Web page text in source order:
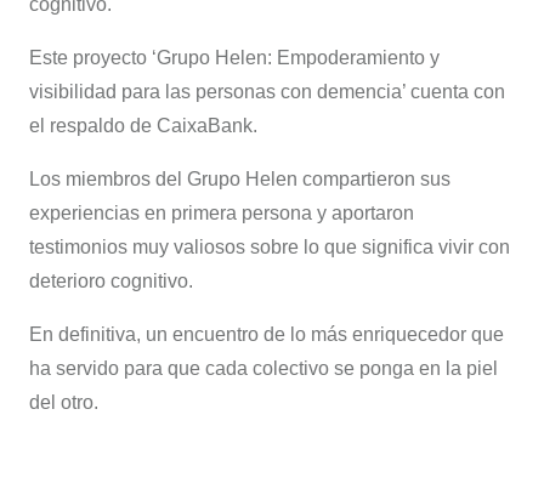
cognitivo.
Este proyecto ‘Grupo Helen: Empoderamiento y
visibilidad para las personas con demencia’ cuenta con
el respaldo de CaixaBank.
Los miembros del Grupo Helen compartieron sus
experiencias en primera persona y aportaron
testimonios muy valiosos sobre lo que significa vivir con
deterioro cognitivo.
En definitiva, un encuentro de lo más enriquecedor que
ha servido para que cada colectivo se ponga en la piel
del otro.